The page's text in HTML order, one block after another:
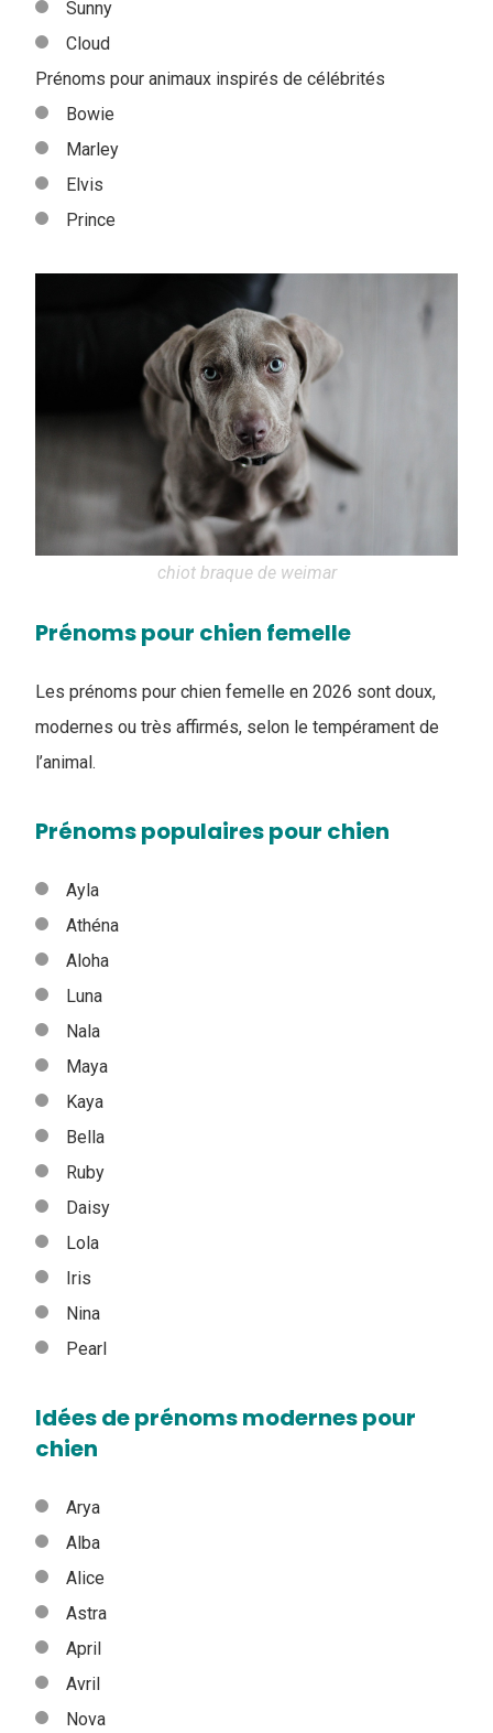
Sunny
Cloud
Prénoms pour animaux inspirés de célébrités
Bowie
Marley
Elvis
Prince
chiot braque de weimar
Prénoms pour chien femelle
Les prénoms pour chien femelle en 2026 sont doux,
modernes ou très affirmés, selon le tempérament de
l’animal.
Prénoms populaires pour chien
Ayla
Athéna
Aloha
Luna
Nala
Maya
Kaya
Bella
Ruby
Daisy
Lola
Iris
Nina
Pearl
Idées de prénoms modernes pour
chien
Arya
Alba
Alice
Astra
April
Avril
Nova